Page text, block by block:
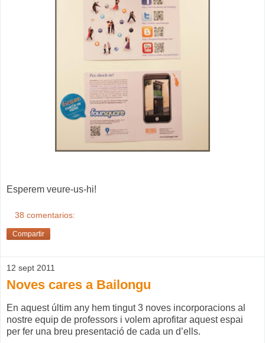
Esperem veure-us-hi!
38 comentarios:
Compartir
12 sept 2011
Noves cares a Bailongu
En aquest últim any hem tingut 3 noves incorporacions al
nostre equip de professors i volem aprofitar aquest espai
per fer una breu presentació de cada un d’ells.